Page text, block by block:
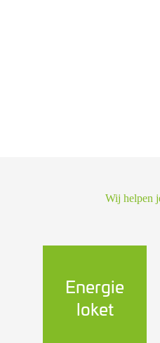
Wij helpen
Energie
loket